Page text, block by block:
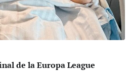
de la Europa League